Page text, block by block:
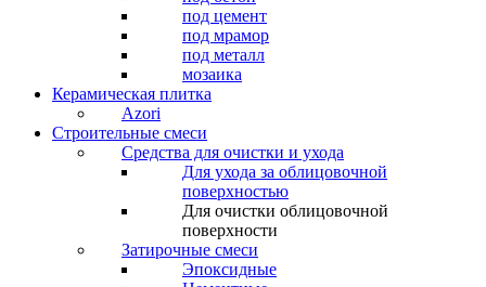
под цемент
под мрамор
под металл
мозаика
Керамическая плитка
Azori
Строительные смеси
Средства для очистки и ухода
Для ухода за облицовочной
поверхностью
Для очистки облицовочной
поверхности
Затирочные смеси
Эпоксидные